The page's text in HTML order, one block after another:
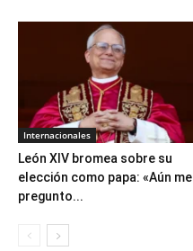
Internacionales
León XIV bromea sobre su
elección como papa: «Aún me
pregunto...